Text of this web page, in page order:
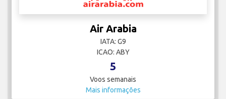
Air Arabia
IATA: G9
ICAO: ABY
5
Voos semanais
Mais informações